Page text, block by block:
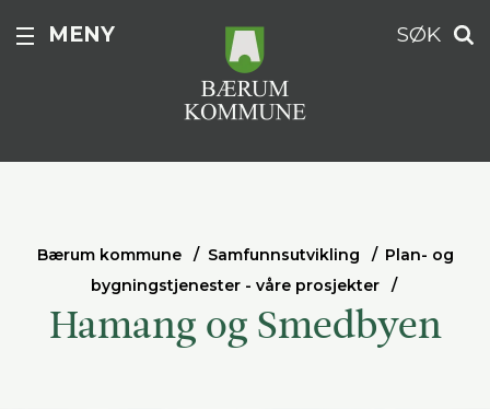
MENY SØK
Bærum kommune Samfunnsutvikling
Plan- og
bygningstjenester - våre prosjekter
Hamang og Smedbyen